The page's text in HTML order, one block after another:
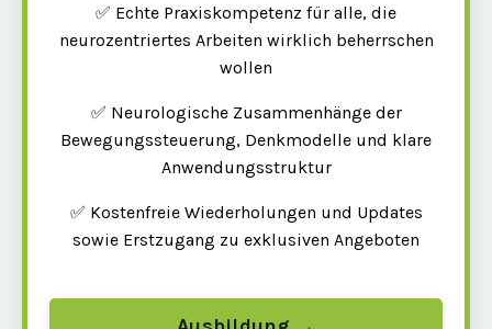
✅ Echte Praxiskompetenz für alle, die
neurozentriertes Arbeiten wirklich beherrschen
wollen
✅ Neurologische Zusammenhänge der
Bewegungssteuerung, Denkmodelle und klare
Anwendungsstruktur
✅ Kostenfreie Wiederholungen und Updates
sowie Erstzugang zu exklusiven Angeboten